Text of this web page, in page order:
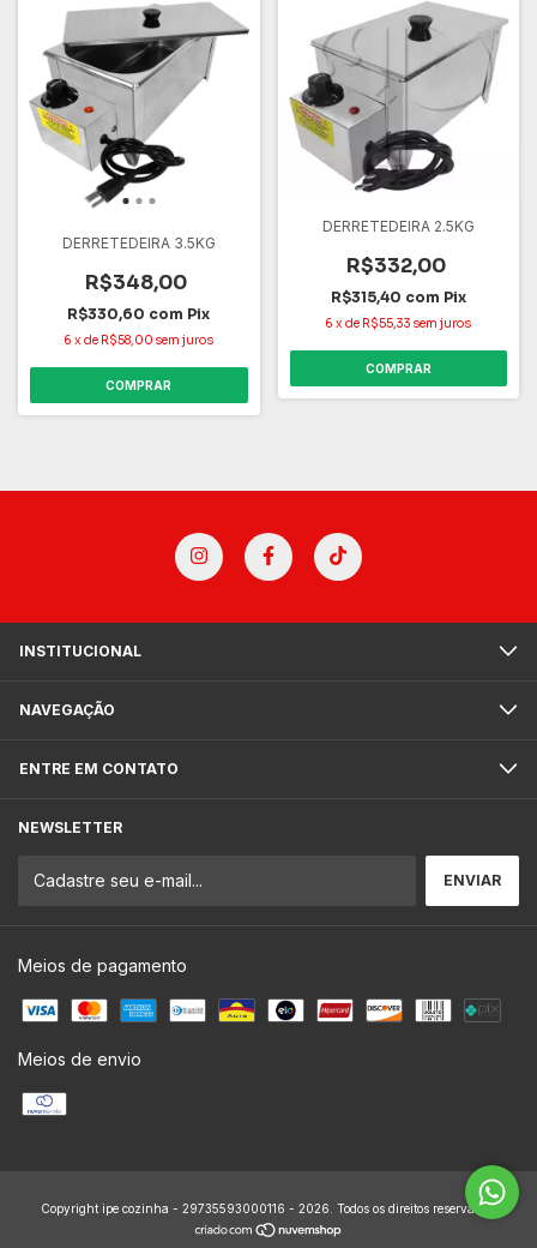
DERRETEDEIRA 3.5KG
R$348,00
R$330,60 com Pix
6 xde R$58,00 sem juros
COMPRAR
DERRETEDEIRA 2.5KG
R$332,00
R$315,40 com Pix
6 xde R$55,33 sem juros
COMPRAR
INSTITUCIONAL
NAVEGAÇÃO
ENTRE EM CONTATO
NEWSLETTER
Meios de pagamento
Meios de envio
Copyright ipe cozinha - 29735593000116 - 2026. Todos os direitos reservados.